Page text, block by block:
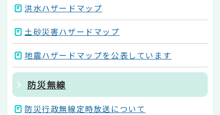
洪水ハザードマップ
土砂災害ハザードマップ
地震ハザードマップを公表しています
防災無線
防災行政無線定時放送について